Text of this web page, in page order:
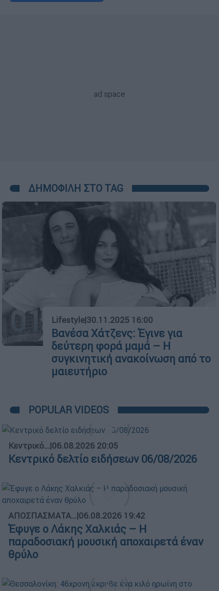
ΔΗΜΟΦΙΛΗ ΣΤΟ TAG
01 Lifestyle|30.11.2025 16:00
Βανέσα Χάτζενς: Έγινε για
δεύτερη φορά μαμά – Η
συγκινητική ανακοίνωση από το
μαιευτήριο
POPULAR VIDEOS
Κεντρικό...|06.08.2026 20:05
Κεντρικό δελτίο ειδήσεων 06/08/2026
ΑΠΟΣΠΑΣΜΑΤΑ...|06.08.2026 19:42
Έφυγε ο Λάκης Χαλκιάς – Η
παραδοσιακή μουσική αποχαιρετά έναν
θρύλο